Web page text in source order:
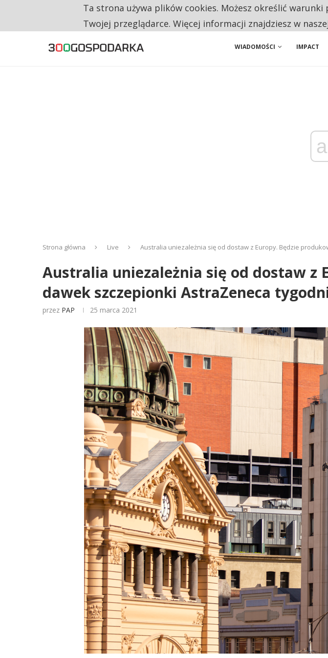
RESTRYKCJE CHIN UDERZAJĄ W EUROPEJSKI PRZEMYSŁ. NA LIŚCIE SĄ DWA
WIADOMOŚCI IMPACT
Strona główna Live Australia uniezależnia się od dostaw z Europy. Będzie
Australia uniezależnia się od dostaw z
dawek szczepionki AstraZeneca
przez PAP 25 marca 2021
Ta strona używa plików cookies. Możesz określić
Twojej przeglądarce. Więcej informacji znajdziesz w